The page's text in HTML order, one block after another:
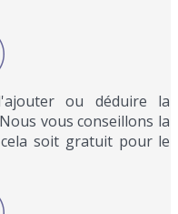
ou déduire la
vous conseillons la
soit gratuit pour le